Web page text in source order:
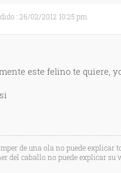
: 26/02/2012 10:25 pm
este felino te quiere,
de una ola no puede explicar
del caballo no puede explicar su